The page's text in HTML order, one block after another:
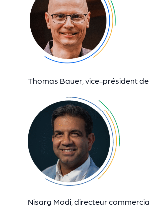
Thomas Bauer, vice-président
Nisarg Modi, directeur